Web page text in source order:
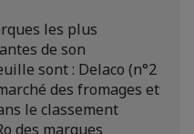
les plus
de son
sont : Delaco (n°2
des fromages et
le classement
des marques